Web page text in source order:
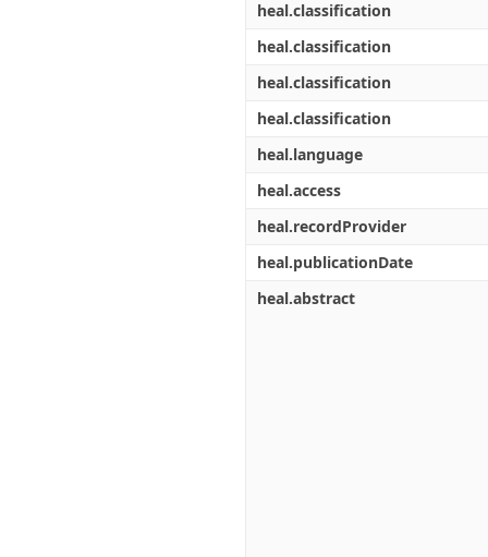
heal.classification
heal.classification
heal.classification
heal.classification
heal.language
heal.access
heal.recordProvider
heal.publicationDate
heal.abstract